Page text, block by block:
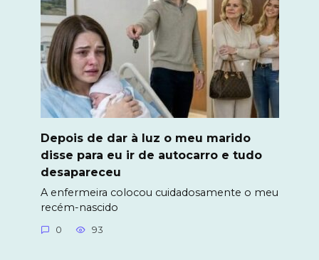
Depois de dar à luz o meu marido
disse para eu ir de autocarro e tudo
desapareceu
A enfermeira colocou cuidadosamente o meu
recém-nascido
0 93